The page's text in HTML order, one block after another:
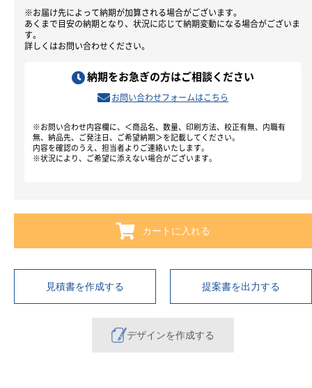
※お届け先によって納期が加算される場合がございます。
あくまで目安の納期となり、状況に応じて納期変動になる場合がございま
す。
詳しくはお問い合わせください。
納期をお急ぎの方はご相談ください
お問い合わせフォームはこちら
※お問い合わせ内容欄に、＜商品名、数量、印刷方法、校正有無、内職有
無、納品先、ご発注日、ご希望納期＞を記載してください。
内容を確認のうえ、担当者よりご連絡いたします。
※状況により、ご希望に添えない場合がございます。
カートに入れる
見積書を作成する 提案書を出力する
デザインを作成する